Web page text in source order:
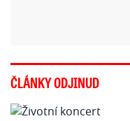
ČLÁNKY ODJINUD